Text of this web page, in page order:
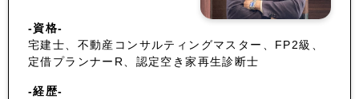
-資格-
宅建士、不動産コンサルティングマスター、FP2級、
定借プランナーR、認定空き家再生診断士
-経歴-